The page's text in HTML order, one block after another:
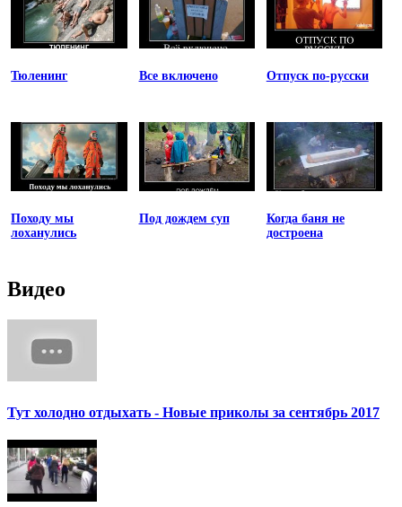
Тюленинг Все включено Отпуск по-русски
Походу мы
лоханулись
Под дождем суп
Когда баня не
достроена
Видео
Тут холодно отдыхать - Новые приколы за сентябрь 2017